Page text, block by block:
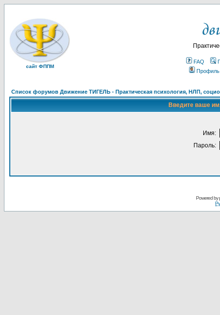
сайт ФППМ
FAQ
Профиль
Список форумов Движение ТИГЕЛЬ - Практическая психология, НЛП,
Введите ваше
Имя:
Пароль:
Powered by